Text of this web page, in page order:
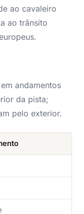
ao cavaleiro
ao trânsito
andamentos
da pista;
pelo exterior.